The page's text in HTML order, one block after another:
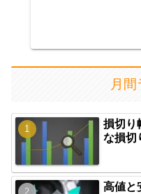
月
損切り
な損切
高値と